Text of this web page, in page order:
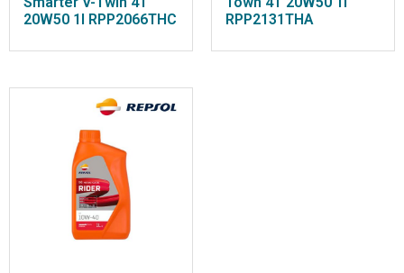
20W50 1l RPP2066THC
RPP2131THA